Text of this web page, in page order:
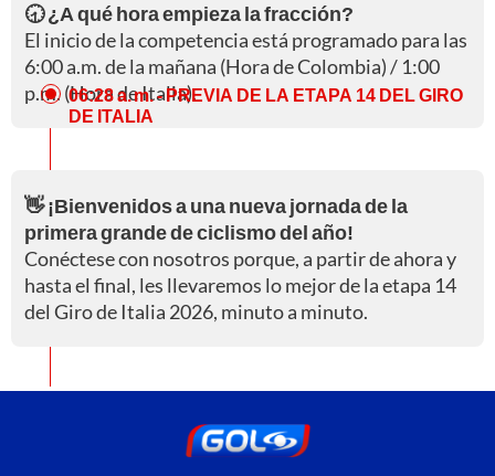
🕣 ¿A qué hora empieza la fracción?
El inicio de la competencia está programado para las
6:00 a.m. de la mañana (Hora de Colombia) / 1:00
p.m. (Hora de Italia).
06:28 a. m.- PREVIA DE LA ETAPA 14 DEL GIRO
DE ITALIA
👋 ¡Bienvenidos a una nueva jornada de la
primera grande de ciclismo del año!
Conéctese con nosotros porque, a partir de ahora y
hasta el final, les llevaremos lo mejor de la etapa 14
del Giro de Italia 2026, minuto a minuto.